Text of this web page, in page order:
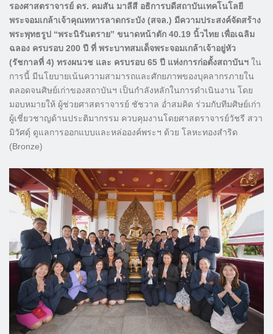
รองศาสตราจารย์ ดร. คมสัน มาลีสี อธิการบดีสถาบันเทคโนโลยี
พระจอมเกล้าเจ้าคุณทหารลาดกระบัง (สจล.) มีความประสงค์จัดสร้าง
พระพุทธรูป “พระนิรันตราย” ขนาดหน้าตัก 40.19 นิ้วไทย เพื่อเฉลิม
ฉลอง ครบรอบ 200 ปี ที่ พระบาทสมเด็จพระจอมเกล้าเจ้าอยู่หัว
(รัชกาลที่ 4) ทรงผนวช และ ครบรอบ 65 ปี แห่งการก่อตั้งสถาบันฯ ใน
การนี้ มีนโยบายเน้นความสามารถและศักยภาพของบุคลากรภายใน
ตลอดจนศิษย์เก่าของสถาบันฯ เป็นกำลังหลักในการดำเนินงาน โดย
มอบหมายให้ ผู้ช่วยศาสตราจารย์ ชัชวาล อ่ำสมคิด ร่วมกับทีมศิษย์เก่า
ผู้เชี่ยวชาญด้านประติมากรรม ควบคุมงานโดยศาสตราจารย์วัชรี สวา
มิวัศดุ์ ดูแลการออกแบบและหล่อองค์พระฯ ด้วย โลหะทองสำริด
(Bronze)